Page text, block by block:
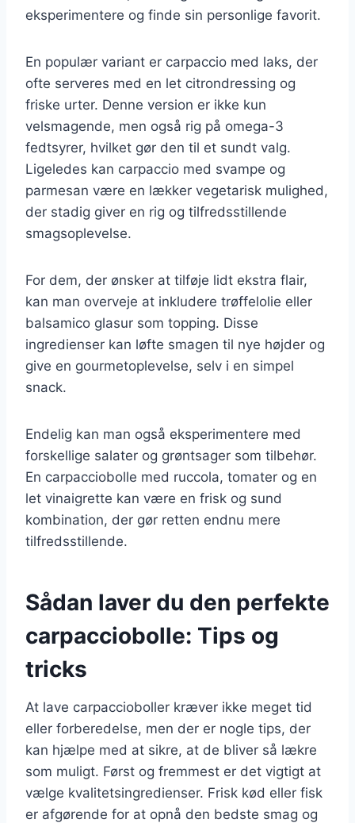
eksperimentere og finde sin personlige favorit.
En populær variant er carpaccio med laks, der
ofte serveres med en let citrondressing og
friske urter. Denne version er ikke kun
velsmagende, men også rig på omega-3
fedtsyrer, hvilket gør den til et sundt valg.
Ligeledes kan carpaccio med svampe og
parmesan være en lækker vegetarisk mulighed,
der stadig giver en rig og tilfredsstillende
smagsoplevelse.
For dem, der ønsker at tilføje lidt ekstra flair,
kan man overveje at inkludere trøffelolie eller
balsamico glasur som topping. Disse
ingredienser kan løfte smagen til nye højder og
give en gourmetoplevelse, selv i en simpel
snack.
Endelig kan man også eksperimentere med
forskellige salater og grøntsager som tilbehør.
En carpacciobolle med ruccola, tomater og en
let vinaigrette kan være en frisk og sund
kombination, der gør retten endnu mere
tilfredsstillende.
Sådan laver du den perfekte
carpacciobolle: Tips og
tricks
At lave carpaccioboller kræver ikke meget tid
eller forberedelse, men der er nogle tips, der
kan hjælpe med at sikre, at de bliver så lækre
som muligt. Først og fremmest er det vigtigt at
vælge kvalitetsingredienser. Frisk kød eller fisk
er afgørende for at opnå den bedste smag og